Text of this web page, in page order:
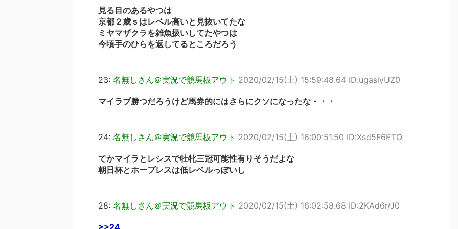
見る目のあるやつは
京都２歳ｓはレベル高いと見抜いてたな
ミヤマザクラを雑魚扱いしてたやつは
今頃手のひらを返してるところだろう
23: 名無しさん＠実況で競馬板アウト 2020/02/15(土) 15:59:48.64 ID:ugaslyUZ0
マイラプ勝つだろうけど馬券的にはさらにクソになったな・・・
24: 名無しさん＠実況で競馬板アウト 2020/02/15(土) 16:00:51.50 ID:Xsd5F6ETO
てかマイラとレシスで牡牝三冠可能性有りそうだよな
朝日杯とホープレスは低レベルっぽいし
28: 名無しさん＠実況で競馬板アウト 2020/02/15(土) 16:02:58.68 ID:2KAd6r/J0
>>24